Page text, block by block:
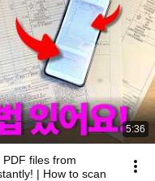
5:36
files from
| How to scan